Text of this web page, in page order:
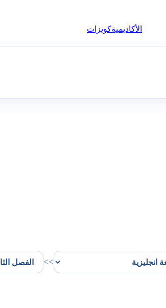
الأكاديميةكويزات
>>